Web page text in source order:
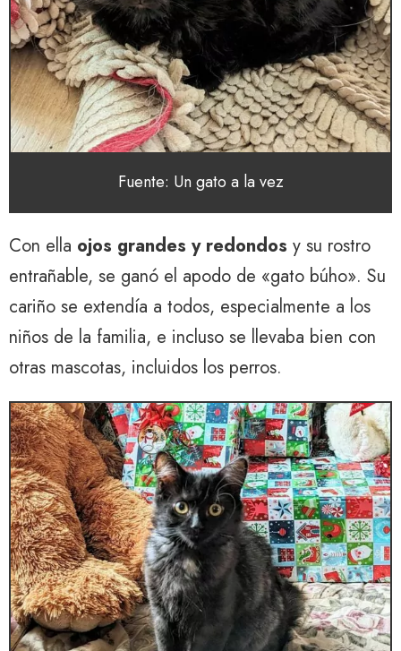
Fuente: Un gato a la vez
Con ella ojos grandes y redondos y su rostro
entrañable, se ganó el apodo de «gato búho». Su
cariño se extendía a todos, especialmente a los
niños de la familia, e incluso se llevaba bien con
otras mascotas, incluidos los perros.